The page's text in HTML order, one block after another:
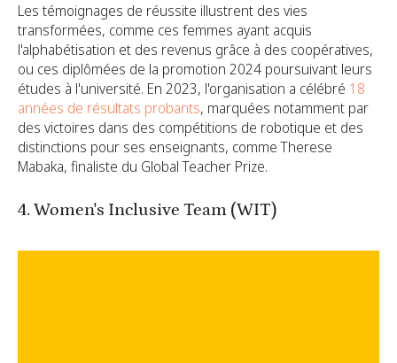
Les témoignages de réussite illustrent des vies
transformées, comme ces femmes ayant acquis
l'alphabétisation et des revenus grâce à des coopératives,
ou ces diplômées de la promotion 2024 poursuivant leurs
études à l'université. En 2023, l'organisation a célébré 18
années de résultats probants, marquées notamment par
des victoires dans des compétitions de robotique et des
distinctions pour ses enseignants, comme Therese
Mabaka, finaliste du Global Teacher Prize.
4. Women's Inclusive Team (WIT)